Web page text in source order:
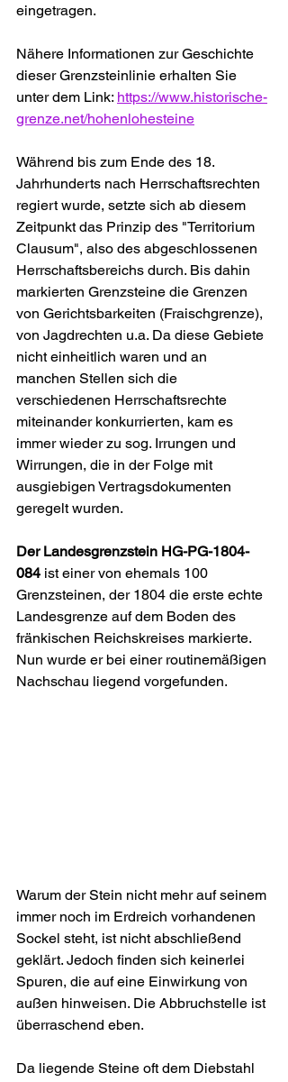
eingetragen.
Nähere Informationen zur Geschichte
dieser Grenzsteinlinie erhalten Sie
unter dem Link: https://www.historische-
grenze.net/hohenlohesteine
Während bis zum Ende des 18.
Jahrhunderts nach Herrschaftsrechten
regiert wurde, setzte sich ab diesem
Zeitpunkt das Prinzip des "Territorium
Clausum", also des abgeschlossenen
Herrschaftsbereichs durch. Bis dahin
markierten Grenzsteine die Grenzen
von Gerichtsbarkeiten (Fraischgrenze),
von Jagdrechten u.a. Da diese Gebiete
nicht einheitlich waren und an
manchen Stellen sich die
verschiedenen Herrschaftsrechte
miteinander konkurrierten, kam es
immer wieder zu sog. Irrungen und
Wirrungen, die in der Folge mit
ausgiebigen Vertragsdokumenten
geregelt wurden.
Der Landesgrenzstein HG-PG-1804-
084 ist einer von ehemals 100
Grenzsteinen, der 1804 die erste echte
Landesgrenze auf dem Boden des
fränkischen Reichskreises markierte.
Nun wurde er bei einer routinemäßigen
Nachschau liegend vorgefunden.
Warum der Stein nicht mehr auf seinem
immer noch im Erdreich vorhandenen
Sockel steht, ist nicht abschließend
geklärt. Jedoch finden sich keinerlei
Spuren, die auf eine Einwirkung von
außen hinweisen. Die Abbruchstelle ist
überraschend eben.
Da liegende Steine oft dem Diebstahl